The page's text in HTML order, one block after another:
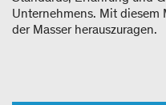
Unternehmens. Mit diesem
der Masser herauszuragen.